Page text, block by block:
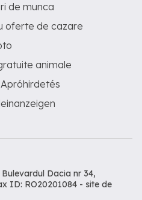
de munca
oferte de cazare
animale
Dacia nr 34,
ID: RO20201084 - site de